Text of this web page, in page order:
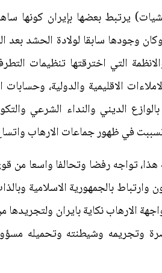
يرتبط بعضها بإيران كونها
وجودها سابقا لولادة الحشد بعد
التي اخترقتها تنظيمات
الاقليمية والدولية،
الديني والنداء الشرعي
في ظهور جماعات الارهاب
هذا، تواجه رفضا وتحالفا واسعا
بالجمهورية الاسلامية
الارهاب نكاية بايران ولتجريدها
وتجريمه وشيطنته وتحميله